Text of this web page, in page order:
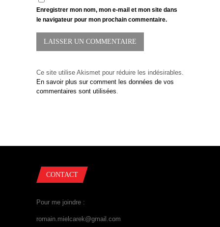
Enregistrer mon nom, mon e-mail et mon site dans
le navigateur pour mon prochain commentaire.
Ce site utilise Akismet pour réduire les indésirables.
En savoir plus sur comment les données de vos
commentaires sont utilisées
CONTACT
Pour me joindre :
romain.mielcarek@gmail.com